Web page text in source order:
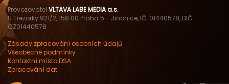
Provozovatel VLTAVA LABE MEDIA a.s.
U Trezorky 921/2, 158 00 Praha 5 - Jinonice, IČ: 01440578, DIČ:
CZ01440578
Zásady zpracování osobních údajů
Všeobecné podmínky
Kontaktní místo DSA
Zpracování dat